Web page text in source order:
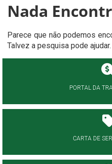
Nada
Parece que não podemos
Talvez a pesquisa pode ajudar.
PORTAL DA
CARTA DE